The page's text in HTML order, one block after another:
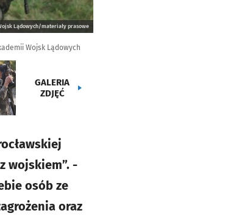
Lądowych/materiały prasowe
Wojsk Lądowych
GALERIA
ZDJĘĆ
wojskiem”. -
osób ze
oraz